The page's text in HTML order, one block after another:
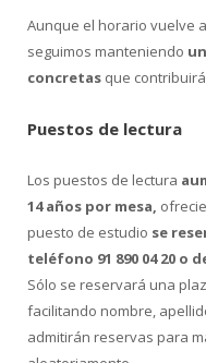
Aunque el horario vuelve
seguimos manteniendo
concretas que
Puestos de lectura
Los puestos de lectura
14 años por mesa,
puesto de estudio se
teléfono 91 890 04 20 o
Sólo se reservará una
facilitando nombre,
admitirán reservas para